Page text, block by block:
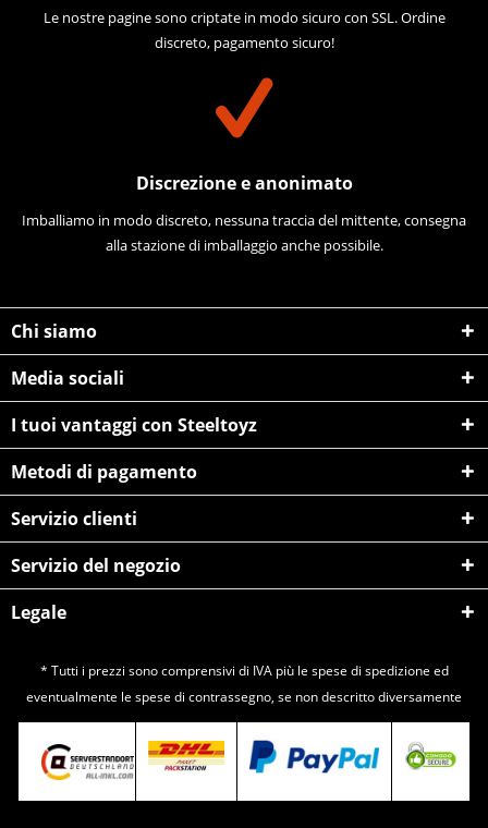
Le nostre pagine sono criptate in modo sicuro con SSL. Ordine
discreto, pagamento sicuro!
Discrezione e anonimato
Imballiamo in modo discreto, nessuna traccia del mittente, consegna
alla stazione di imballaggio anche possibile.
Chi siamo
Media sociali
I tuoi vantaggi con Steeltoyz
Metodi di pagamento
Servizio clienti
Servizio del negozio
Legale
* Tutti i prezzi sono comprensivi di IVA più le spese di spedizione ed
eventualmente le spese di contrassegno, se non descritto diversamente